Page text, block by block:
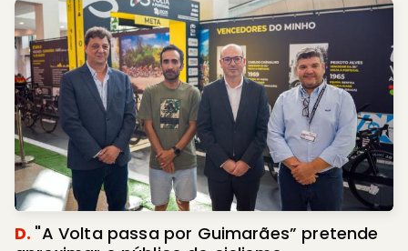
D. "A Volta passa por Guimarães” pretende